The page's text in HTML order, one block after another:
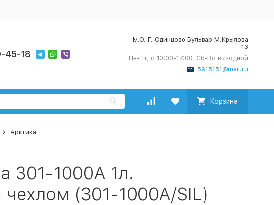
45-18
М.О. Г. Одинцово Бульвар М.Крылова
13
Пн-Пт, с 10:00-17:00, Сб-Вс выходной
5915151@mail.ru
Корзина
Арктика
301-1000A 1л.
(301-1000A/SIL)